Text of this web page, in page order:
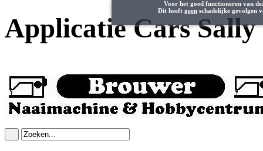
Voor het goed functioneren van
Dit heeft geenschadelijke gevolgen
Applicatie Cars Sally